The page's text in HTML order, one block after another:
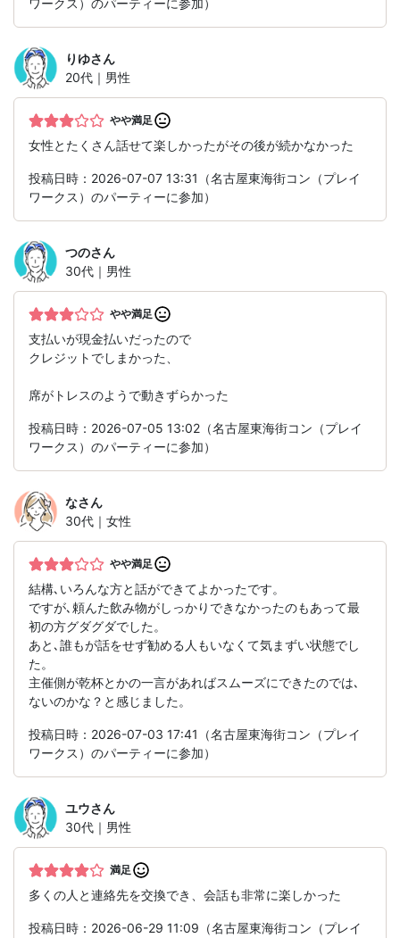
ワークス）のパーティーに参加）
りゆさん
20代｜男性
やや満足
女性とたくさん話せて楽しかったがその後が続かなかった
投稿日時：2026-07-07 13:31（名古屋東海街コン（プレイ
ワークス）のパーティーに参加）
つのさん
30代｜男性
やや満足
支払いが現金払いだったので
クレジットでしまかった、
席がトレスのようで動きずらかった
投稿日時：2026-07-05 13:02（名古屋東海街コン（プレイ
ワークス）のパーティーに参加）
なさん
30代｜女性
やや満足
結構､いろんな方と話ができてよかったです。
ですが､頼んた飲み物がしっかりできなかったのもあって最
初の方グダグダでした。
あと､誰もが話をせず勧める人もいなくて気まずい状態でし
た。
主催側が乾杯とかの一言があればスムーズにできたのでは､
ないのかな？と感じました。
投稿日時：2026-07-03 17:41（名古屋東海街コン（プレイ
ワークス）のパーティーに参加）
ユウさん
30代｜男性
満足
多くの人と連絡先を交換でき、会話も非常に楽しかった
投稿日時：2026-06-29 11:09（名古屋東海街コン（プレイ